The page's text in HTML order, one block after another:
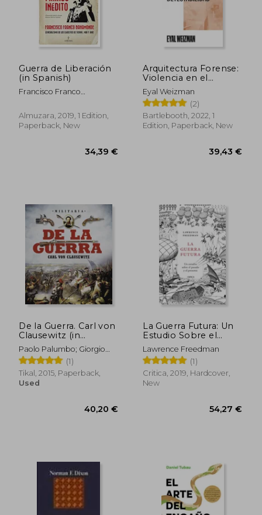
Guerra de Liberación
(in Spanish)
Francisco Franco
Almuzara, 2019, 1 Edition,
Paperback, New
34,39 €
Arquitectura Forense:
Violencia en el
Umbral de
Detectabilidad: 2
(Coleccion) (in
Spanish)
Eyal Weizman
(2)
Bartlebooth, 2022, 1
Edition, Paperback, New
De la Guerra. Carl von
Clausewitz (in
Spanish)
Paolo Palumbo; Giorgio
Bergamino; Gianni Palitta
(1)
Tikal, 2015, Paperback,
Used
La Guerra Futura: Un
Estudio Sobre el
Pasado y el Presente
(in Spanish)
Lawrence Freedman
(1)
Critica, 2019, Hardcover,
New